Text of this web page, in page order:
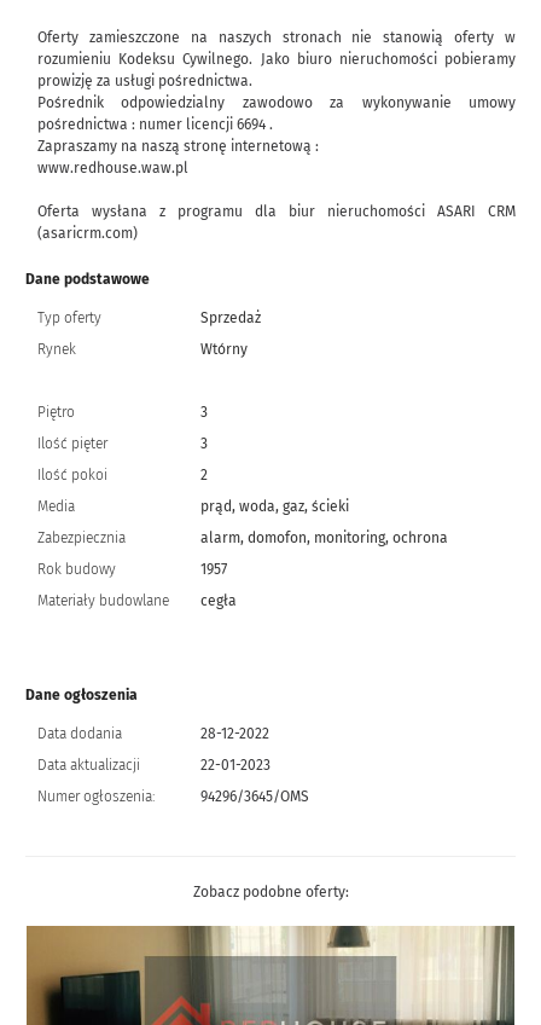
Oferty zamieszczone na naszych stronach nie stanowią oferty w
rozumieniu Kodeksu Cywilnego. Jako biuro nieruchomości pobieramy
prowizję za usługi pośrednictwa.
Pośrednik odpowiedzialny zawodowo za wykonywanie umowy
pośrednictwa : numer licencji 6694 .
Zapraszamy na naszą stronę internetową :
www.redhouse.waw.pl
Oferta wysłana z programu dla biur nieruchomości ASARI CRM
(asaricrm.com)
Dane podstawowe
Typ oferty
Sprzedaż
Rynek
Wtórny
Piętro
3
Ilość pięter
3
Ilość pokoi
2
Media
prąd, woda, gaz, ścieki
Zabezpiecznia
alarm, domofon, monitoring, ochrona
Rok budowy
1957
Materiały budowlane
cegła
Dane ogłoszenia
Data dodania
28-12-2022
Data aktualizacji
22-01-2023
Numer ogłoszenia:
94296/3645/OMS
Zobacz podobne oferty: